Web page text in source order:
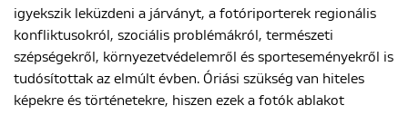
ENGLISH
igyekszik leküzdeni a járványt, a fotóriporterek regionális
konfliktusokról, szociális problémákról, természeti
szépségekről, környezetvédelemről és sporteseményekről is
tudósítottak az elmúlt évben. Óriási szükség van hiteles
képekre és történetekre, hiszen ezek a fotók ablakot